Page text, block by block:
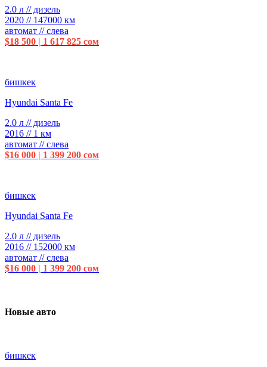
2.0 л // дизель
2020 // 147000 км
автомат // слева
$18 500 | 1 617 825 сом
бишкек
Hyundai Santa Fe
2.0 л // дизель
2016 // 1 км
автомат // слева
$16 000 | 1 399 200 сом
бишкек
Hyundai Santa Fe
2.0 л // дизель
2016 // 152000 км
автомат // слева
$16 000 | 1 399 200 сом
Новые авто
бишкек